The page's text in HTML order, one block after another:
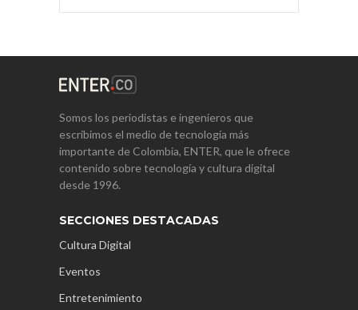
Somos los periodistas e ingenieros que
escribimos el medio de tecnología más
importante de Colombia, ENTER, que le ofrece
contenido sobre tecnología y cultura digital
desde 1996.
SECCIONES DESTACADAS
Cultura Digital
Eventos
Entretenimiento